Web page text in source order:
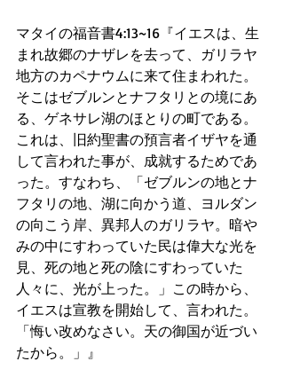
マタイの福音書4:13~16『イエスは、生
まれ故郷のナザレを去って、ガリラヤ
地方のカペナウムに来て住まわれた。
そこはゼブルンとナフタリとの境にあ
る、ゲネサレ湖のほとりの町である。
これは、旧約聖書の預言者イザヤを通
して言われた事が、成就するためであ
った。すなわち、「ゼブルンの地とナ
フタリの地、湖に向かう道、ヨルダン
の向こう岸、異邦人のガリラヤ。暗や
みの中にすわっていた民は偉大な光を
見、死の地と死の陰にすわっていた
人々に、光が上った。」この時から、
イエスは宣教を開始して、言われた。
「悔い改めなさい。天の御国が近づい
たから。」』